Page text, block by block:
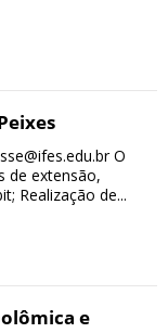
O
de extensão,
Realização de...
e